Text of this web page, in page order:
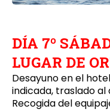
DÍA 7º
LUGAR DE
Desayuno en el
indicada, traslado
Recogida del